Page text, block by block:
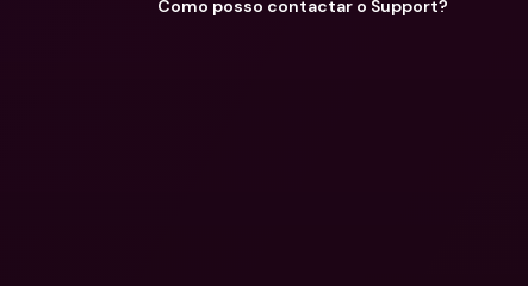
Como posso contactar o Support?